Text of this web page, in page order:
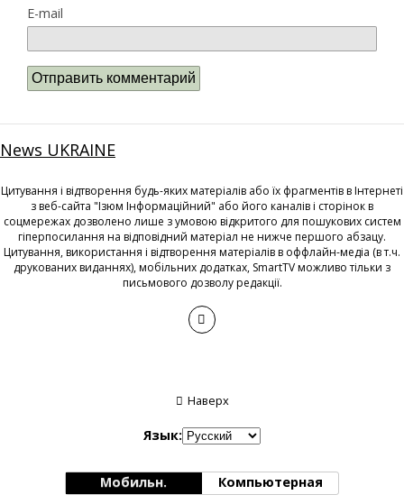
E-mail
News UKRAINE
Цитування і відтворення будь-яких матеріалів або їх фрагментів в Інтернеті
з веб-сайта "Ізюм Інформаційний" або його каналів і сторінок в
соцмережах дозволено лише з умовою відкритого для пошукових систем
гіперпосилання на відповідний матеріал не нижче першого абзацу.
Цитування, використання і відтворення матеріалів в оффлайн-медіа (в т.ч.
друкованих виданнях), мобільних додатках, SmartTV можливо тільки з
письмового дозволу редакції.
Наверх
Язык:
Мобильн. Компьютерная